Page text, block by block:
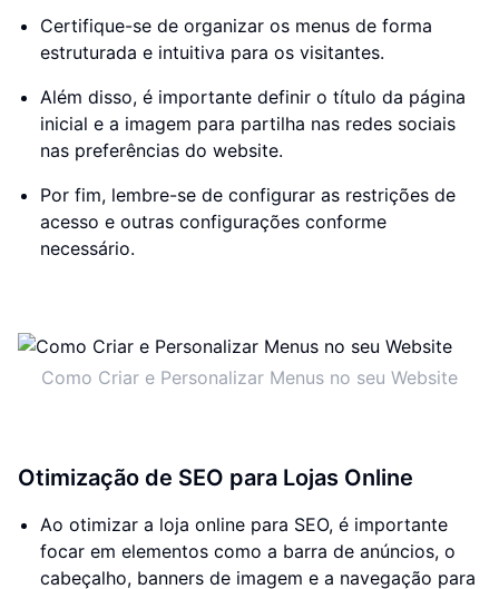
Certifique-se de organizar os menus de forma
estruturada e intuitiva para os visitantes.
Além disso, é importante definir o título da página
inicial e a imagem para partilha nas redes sociais
nas preferências do website.
Por fim, lembre-se de configurar as restrições de
acesso e outras configurações conforme
necessário.
Como Criar e Personalizar Menus no seu Website
Otimização de SEO para Lojas Online
Ao otimizar a loja online para SEO, é importante
focar em elementos como a barra de anúncios, o
cabeçalho, banners de imagem e a navegação para